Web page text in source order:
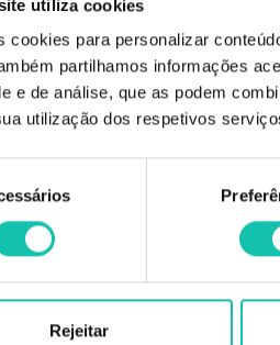
utiliza cookies
cookies para personalizar
partilhamos informações
e de análise, que as podem
utilização dos respetivos
Rejeitar
COSMÉTICA CLICK
Os nossos preços
Fornecedores
Social